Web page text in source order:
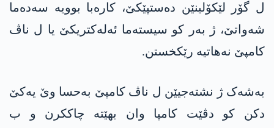
ل گۆر لێکۆلینێن دەستپێکێ، کارەبا بوویە سەدەما
شەواتێ، ژ بەر کو سیستەما ئەلەکتریکێ یا ل ناڤ
کامپێ نەھاتیە رێکخستن.
بەشەک ژ نشتەجیێن ل ناڤ کامپێ بەحسا وێ یەکێ
دکن کو دڤێت کامپا وان بهێتە چاککرن و ب